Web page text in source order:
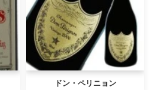
ドン・ペリニョン